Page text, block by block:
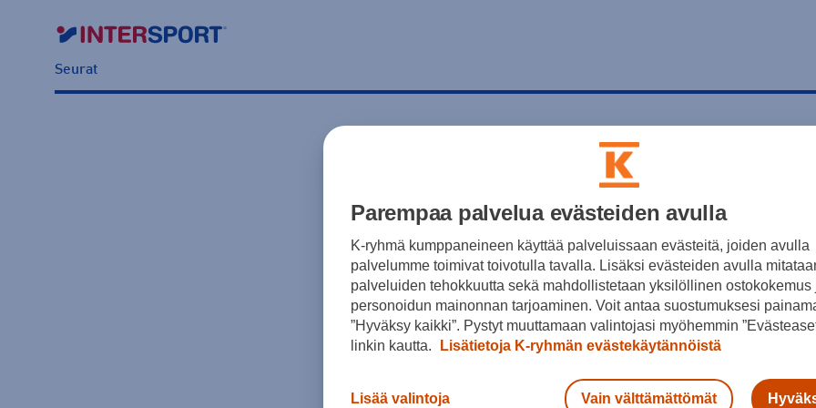
Seurat
Parempaa palvelua evästeiden avulla
K-ryhmä kumppaneineen käyttää palveluissaan evästeitä, joiden avulla
palvelumme toimivat toivotulla tavalla. Lisäksi evästeiden avulla
palveluiden tehokkuutta sekä mahdollistetaan yksilöllinen ostokokemus
personoidun mainonnan tarjoaminen. Voit antaa suostumuksesi
”Hyväksy kaikki”. Pystyt muuttamaan valintojasi myöhemmin
linkin kautta.
Lisätietoja K-ryhmän evästekäytännöistä
Lisää valintoja Vain välttämättömät